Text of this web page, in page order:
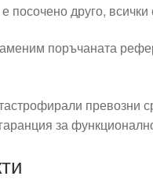
посочено друго,
поръчаната
превозни
за